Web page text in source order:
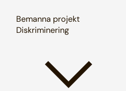
Bemanna projekt
Diskriminering